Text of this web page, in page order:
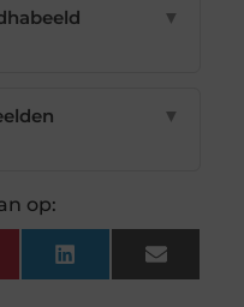
▼
▼
op:
LinkedIn Email